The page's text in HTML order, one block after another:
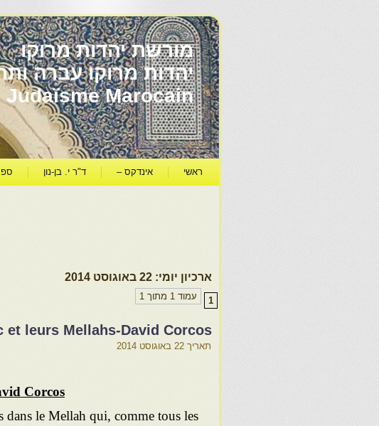
מורשת יהדות מרוקו
Marocain
ראשי אינדקס – ד"ר י. בן-נון
ארכיון יומי: 22 באוגוסט 2014
עמוד 1 מתוך 1 1
et leurs Mellahs-David Corcos
תאריך 22 באוגוסט 2014
Corcos
dans le Mellah qui, comme tous les